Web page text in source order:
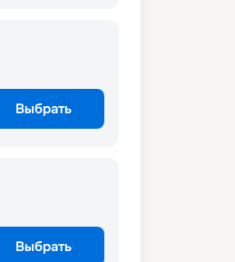
Выбрать
Выбрать